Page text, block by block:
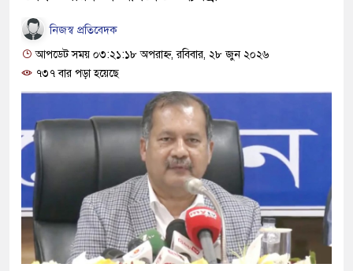
নিজস্ব প্রতিবেদক
আপডেট সময় ০৩:২১:১৮ অপরাহ্ন, রবিবার, ২৮ জুন ২০২৬
৭৩৭ বার পড়া হয়েছে